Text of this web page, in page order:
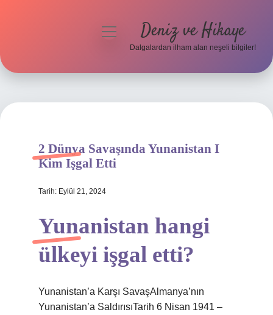
Hakkımızda
menüyü
Deniz ve Hikaye
Dalgalardan ilham alan neşeli bilgiler!
2 Dünya Savaşında Yunanistan I
Kim Işgal Etti
Tarih: Eylül 21, 2024
Yunanistan hangi
ülkeyi işgal etti?
Yunanistan’a Karşı SavaşAlmanya’nın
Yunanistan’a SaldırısıTarih 6 Nisan 1941 –